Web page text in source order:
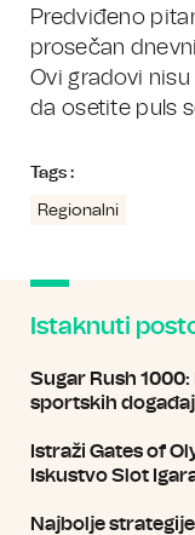
Predviđeno
prosečan
Ovi gradovi
da osetite puls
Tags :
Regionalni
Istaknuti
Sugar Rush
sportskih
Istraži Gates of
Iskustvo Slot
Najbolje